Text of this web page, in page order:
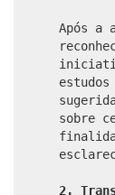
Após a
estudos
sobre
2.